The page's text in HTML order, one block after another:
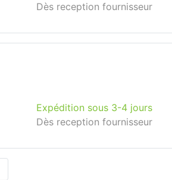
Dès reception fournisseur
Expédition sous 3-4 jours
Dès reception fournisseur